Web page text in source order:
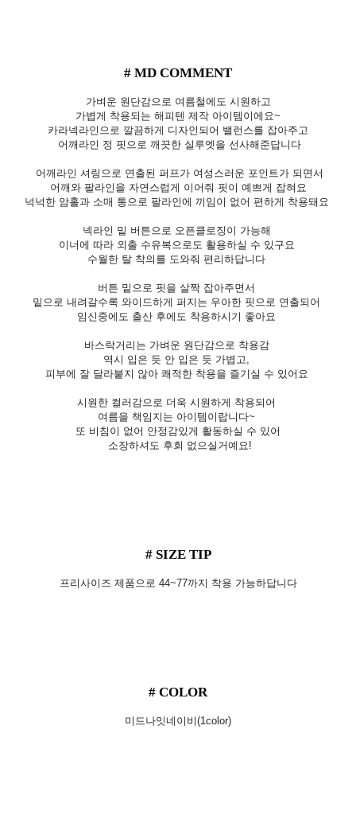
# MD COMMENT
가벼운 원단감으로 여름철에도 시원하고
가볍게 착용되는 해피텐 제작 아이템이에요~
카라넥라인으로 깔끔하게 디자인되어 밸런스를 잡아주고
어깨라인 정 핏으로 깨끗한 실루엣을 선사해준답니다
어깨라인 셔링으로 연출된 퍼프가 여성스러운 포인트가 되면서
어깨와 팔라인을 자연스럽게 이어줘 핏이 예쁘게 잡혀요
넉넉한 암홀과 소매 통으로 팔라인에 끼임이 없어 편하게 착용돼요
넥라인 밑 버튼으로 오픈클로징이 가능해
이너에 따라 외출 수유복으로도 활용하실 수 있구요
수월한 탈 착의를 도와줘 편리하답니다
버튼 밑으로 핏을 살짝 잡아주면서
밑으로 내려갈수록 와이드하게 퍼지는 우아한 핏으로 연출되어
임신중에도 출산 후에도 착용하시기 좋아요
바스락거리는 가벼운 원단감으로 착용감
역시 입은 듯 안 입은 듯 가볍고,
피부에 잘 달라붙지 않아 쾌적한 착용을 즐기실 수 있어요
시원한 컬러감으로 더욱 시원하게 착용되어
여름을 책임지는 아이템이랍니다~
또 비침이 없어 안정감있게 활동하실 수 있어
소장하셔도 후회 없으실거예요!
# SIZE TIP
프리사이즈 제품으로 44~77까지 착용 가능하답니다
# COLOR
미드나잇네이비(1color)